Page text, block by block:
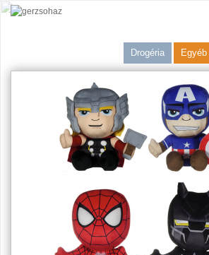
Drogéria Egyéb